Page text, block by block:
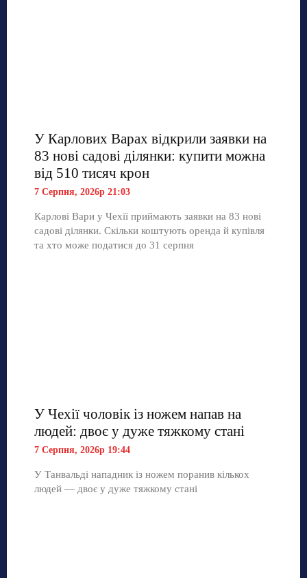
У Карлових Варах відкрили заявки на
83 нові садові ділянки: купити можна
від 510 тисяч крон
7 Серпня, 2026р 21:03
Карлові Вари у Чехії приймають заявки на 83 нові
садові ділянки. Скільки коштують оренда й купівля
та хто може податися до 31 серпня
У Чехії чоловік із ножем напав на
людей: двоє у дуже тяжкому стані
7 Серпня, 2026р 19:44
У Танвальді нападник із ножем поранив кількох
людей — двоє у дуже тяжкому стані